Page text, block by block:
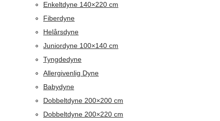
Enkeltdyne 140×220 cm
Fiberdyne
Helårsdyne
Juniordyne 100×140 cm
Tyngdedyne
Allergivenlig Dyne
Babydyne
Dobbeltdyne 200×200 cm
Dobbeltdyne 200×220 cm